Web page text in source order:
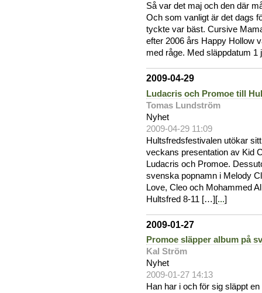
Så var det maj och den där
Och som vanligt är det dags
tyckte var bäst. Cursive
efter 2006 års Happy Hollow
med råge. Med släppdatum
2009-04-29
Ludacris och Promoe till
Tomas Lundström
Nyhet
2009-04-29 11:09
Hultsfredsfestivalen utökar
veckans presentation av Kid
Ludacris och Promoe.
svenska popnamn i Melody
Love, Cleo och Mohammed
Hultsfred 8-11 […][...]
2009-01-27
Promoe släpper album på
Kal Ström
Nyhet
2009-01-27 14:13
Han har i och för sig släppt